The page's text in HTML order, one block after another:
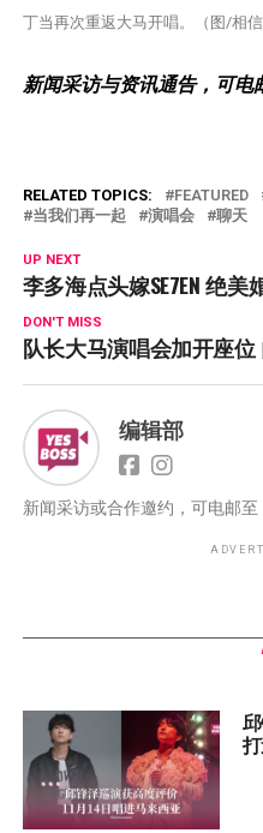
丁当再次重返大马开唱。（图/相信
新闻采访与资讯通告，可电
RELATED TOPICS: FEATURED
当我们再一起
演唱会 聊天
UP NEXT
李多海点头嫁SE7EN 绝美
DON'T MISS
队长大马演唱会加开座位
编辑部
新闻采访或合作邀约，可电邮至